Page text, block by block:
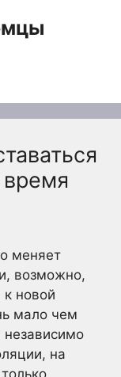
меняет
возможно,
к новой
мало чем
независимо
на